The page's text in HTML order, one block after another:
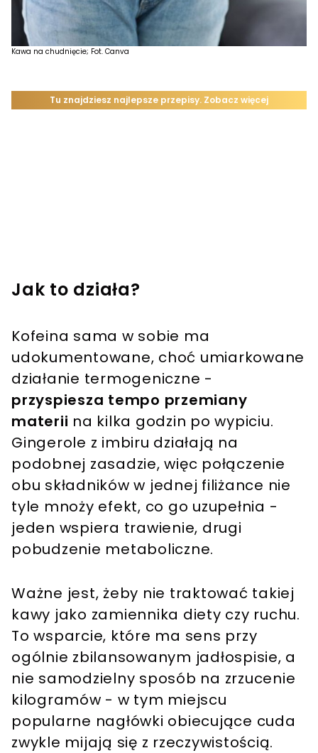
Kawa na chudnięcie; Fot. Canva
Jak to działa?
Kofeina sama w sobie ma
udokumentowane, choć umiarkowane
działanie termogeniczne -
przyspiesza tempo przemiany
materii na kilka godzin po wypiciu.
Gingerole z imbiru działają na
podobnej zasadzie, więc połączenie
obu składników w jednej filiżance nie
tyle mnoży efekt, co go uzupełnia -
jeden wspiera trawienie, drugi
pobudzenie metaboliczne.
Ważne jest, żeby nie traktować takiej
kawy jako zamiennika diety czy ruchu.
To wsparcie, które ma sens przy
ogólnie zbilansowanym jadłospisie, a
nie samodzielny sposób na zrzucenie
kilogramów - w tym miejscu
popularne nagłówki obiecujące cuda
zwykle mijają się z rzeczywistością.